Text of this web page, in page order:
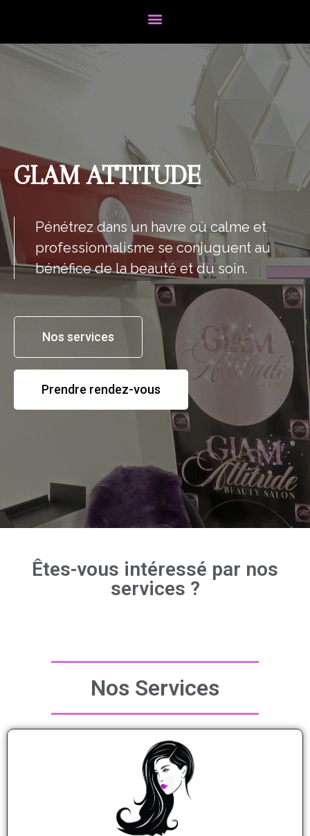
GLAM ATTITUDE
Pénétrez dans un havre où calme et
professionnalisme se conjuguent au
bénéfice de la beauté et du soin.
Nos services
Prendre rendez-vous
Êtes-vous intéressé par nos
services ?
Nos Services